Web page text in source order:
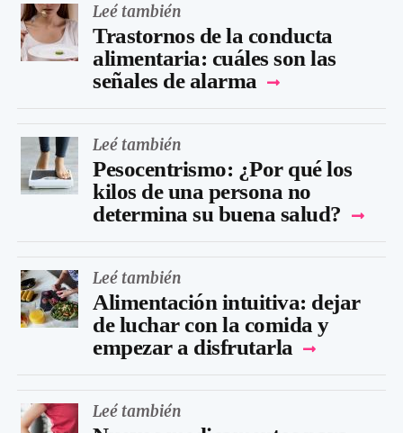
Leé también
Trastornos de la conducta
alimentaria: cuáles son las
señales de alarma
Leé también
Pesocentrismo: ¿Por qué los
kilos de una persona no
determina su buena salud?
Leé también
Alimentación intuitiva: dejar
de luchar con la comida y
empezar a disfrutarla
Leé también